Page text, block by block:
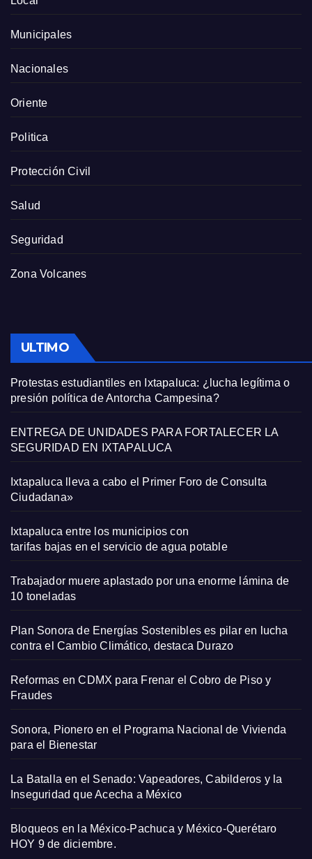
Municipales
Nacionales
Oriente
Politica
Protección Civil
Salud
Seguridad
Zona Volcanes
ULTIMO
Protestas estudiantiles en Ixtapaluca: ¿lucha legítima o
presión política de Antorcha Campesina?
ENTREGA DE UNIDADES PARA FORTALECER LA
SEGURIDAD EN IXTAPALUCA
Ixtapaluca lleva a cabo el Primer Foro de Consulta
Ciudadana»
Ixtapaluca entre los municipios con
tarifas bajas en el servicio de agua potable
Trabajador muere aplastado por una enorme lámina de
10 toneladas
Plan Sonora de Energías Sostenibles es pilar en lucha
contra el Cambio Climático, destaca Durazo
Reformas en CDMX para Frenar el Cobro de Piso y
Fraudes
Sonora, Pionero en el Programa Nacional de Vivienda
para el Bienestar
La Batalla en el Senado: Vapeadores, Cabilderos y la
Inseguridad que Acecha a México
Bloqueos en la México-Pachuca y México-Querétaro
HOY 9 de diciembre.